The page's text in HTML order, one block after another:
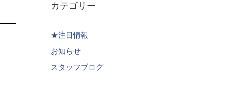
カテゴリー
★注目情報
お知らせ
スタッフブログ